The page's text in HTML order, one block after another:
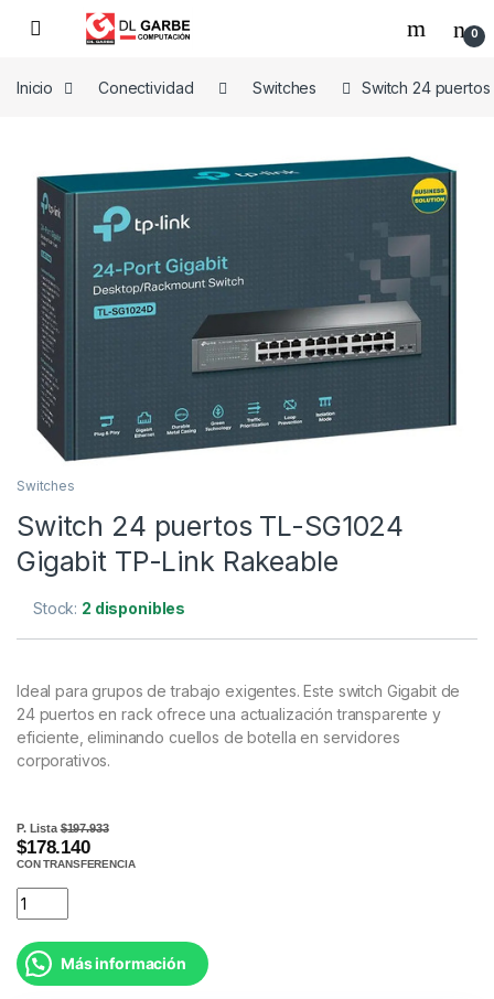
0
Inicio Conectividad Switches Switch 24 puertos
Switches
Switch 24 puertos TL-SG1024
Gigabit TP-Link Rakeable
Stock: 2 disponibles
Ideal para grupos de trabajo exigentes. Este switch Gigabit de
24 puertos en rack ofrece una actualización transparente y
eficiente, eliminando cuellos de botella en servidores
corporativos.
P. Lista$197.933
$178.140
CON TRANSFERENCIA
Más información